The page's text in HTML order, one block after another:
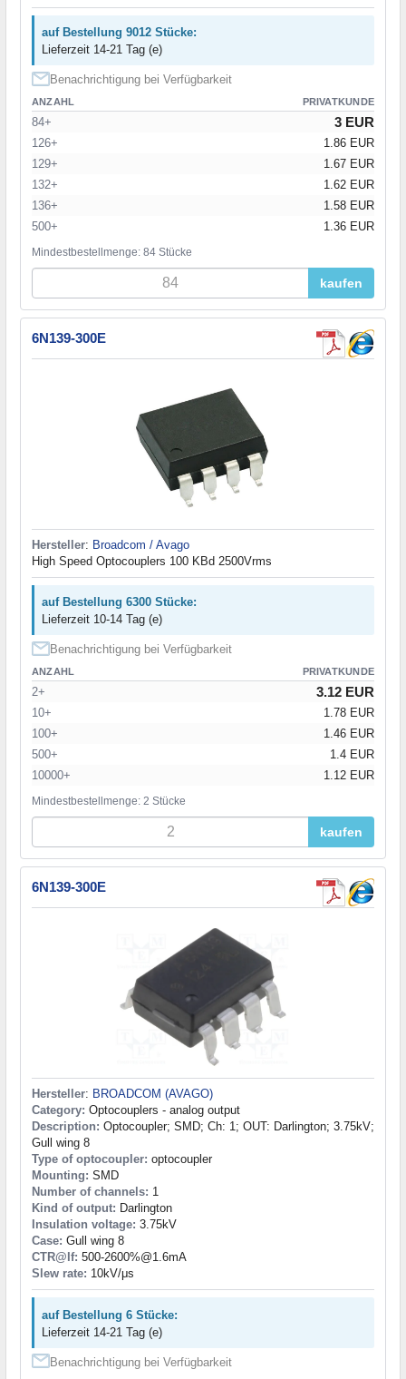
auf Bestellung 9012 Stücke:
Lieferzeit 14-21 Tag (e)
Benachrichtigung bei Verfügbarkeit
ANZAHL PRIVATKUNDE
84+ 3 EUR
126+
1.86 EUR
129+
1.67 EUR
132+
1.62 EUR
136+
1.58 EUR
500+
1.36 EUR
Mindestbestellmenge: 84 Stücke
kaufen
6N139-300E
Hersteller: Broadcom / Avago
High Speed Optocouplers 100 KBd 2500Vrms
auf Bestellung 6300 Stücke:
Lieferzeit 10-14 Tag (e)
Benachrichtigung bei Verfügbarkeit
ANZAHL PRIVATKUNDE
2+ 3.12 EUR
10+
1.78 EUR
100+
1.46 EUR
500+
1.4 EUR
10000+
1.12 EUR
Mindestbestellmenge: 2 Stücke
kaufen
6N139-300E
Hersteller: BROADCOM (AVAGO)
Category: Optocouplers - analog output
Description: Optocoupler; SMD; Ch: 1; OUT: Darlington; 3.75kV;
Gull wing 8
Type of optocoupler: optocoupler
Mounting: SMD
Number of channels: 1
Kind of output: Darlington
Insulation voltage: 3.75kV
Case: Gull wing 8
CTR@If: 500-2600%@1.6mA
Slew rate: 10kV/μs
auf Bestellung 6 Stücke:
Lieferzeit 14-21 Tag (e)
Benachrichtigung bei Verfügbarkeit